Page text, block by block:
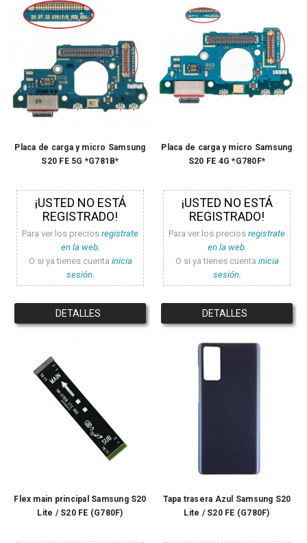
Placa de carga y micro Samsung
S20 FE 5G *G781B*
¡USTED NO ESTÁ
REGISTRADO!
Para ver los precios registrate
en la web.
O si ya tienes cuenta inicia
sesión.
DETALLES
Placa de carga y micro Samsung
S20 FE 4G *G780F*
¡USTED NO ESTÁ
REGISTRADO!
Para ver los precios registrate
en la web.
O si ya tienes cuenta inicia
sesión.
DETALLES
Flex main principal Samsung S20
Lite / S20 FE (G780F)
Tapa trasera Azul Samsung S20
Lite / S20 FE (G780F)